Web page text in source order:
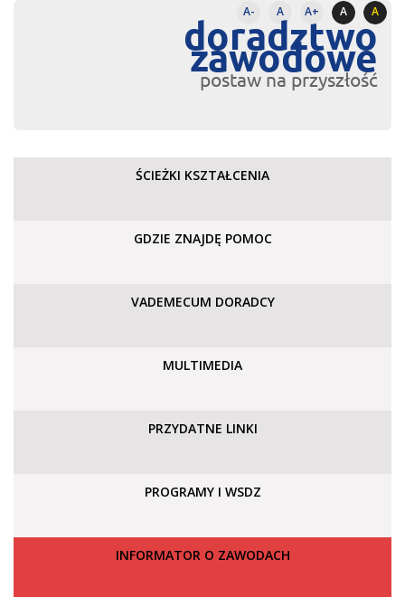
A- A A+ A A
doradztwo
zawodowe
postaw na przyszłość
ŚCIEŻKI KSZTAŁCENIA
GDZIE ZNAJDĘ POMOC
VADEMECUM DORADCY
MULTIMEDIA
PRZYDATNE LINKI
PROGRAMY I WSDZ
INFORMATOR O ZAWODACH